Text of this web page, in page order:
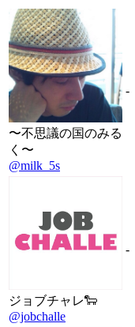
〜不思議の国のみる
く〜
@milk_5s
-
ジョブチャレ🐑
@jobchalle
-